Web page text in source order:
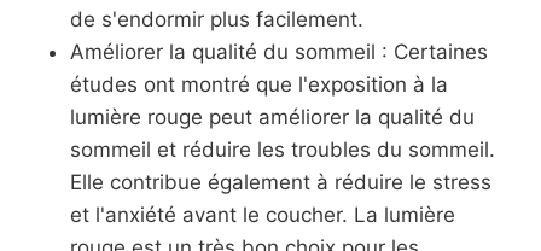
de s'endormir plus facilement.
Améliorer la qualité du sommeil : Certaines
études ont montré que l'exposition à la
lumière rouge peut améliorer la qualité du
sommeil et réduire les troubles du sommeil.
Elle contribue également à réduire le stress
et l'anxiété avant le coucher. La lumière